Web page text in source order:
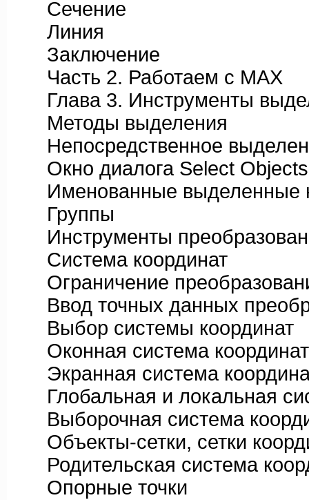
Сечение
Линия
Заключение
Часть 2. Работаем с MAX
Глава 3. Инструменты
Методы выделения
Непосредственное
Окно диалога Select Objects
Именованные выделенные
Группы
Инструменты
Система координат
Ограничение
Ввод точных данных
Выбор системы координат
Оконная система координат
Экранная система
Глобальная и локальная
Выборочная система
Объекты-сетки, сетки
Родительская система
Опорные точки